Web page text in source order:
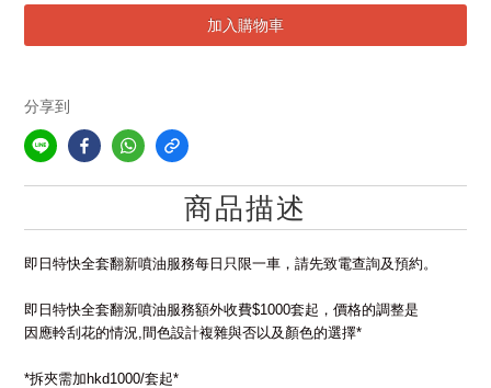
加入購物車
分享到
商品描述
即日 特快全套翻新噴油服務每日只限一車，請先致電查詢及預約。
即日 特快全套翻新噴油服務額外收費$1000套起， 價格的調整是
因應軨刮花的情況,間色設計複雜與否以及顏色的選擇*
*拆夾需加hkd1000/套起*